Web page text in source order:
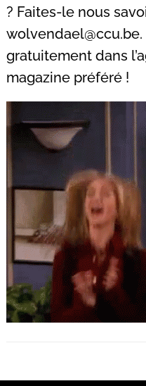
? Faites-le nous
wolvendael@ccu.be
gratuitement dans
magazine préféré !
Recherche
pour
: